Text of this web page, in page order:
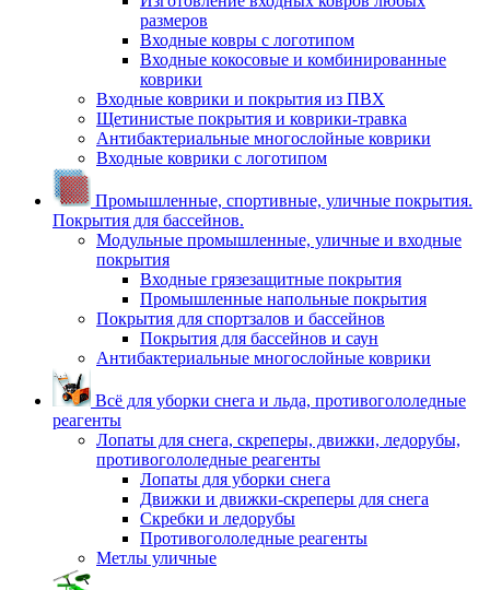
размеров
Входные ковры с логотипом
Входные кокосовые и комбинированные
коврики
Входные коврики и покрытия из ПВХ
Щетинистые покрытия и коврики-травка
Антибактериальные многослойные коврики
Входные коврики с логотипом
Промышленные, спортивные, уличные покрытия.
Покрытия для бассейнов.
Модульные промышленные, уличные и входные
покрытия
Входные грязезащитные покрытия
Промышленные напольные покрытия
Покрытия для спортзалов и бассейнов
Покрытия для бассейнов и саун
Антибактериальные многослойные коврики
Всё для уборки снега и льда, противогололедные
реагенты
Лопаты для снега, скреперы, движки, ледорубы,
противогололедные реагенты
Лопаты для уборки снега
Движки и движки-скреперы для снега
Скребки и ледорубы
Противогололедные реагенты
Метлы уличные